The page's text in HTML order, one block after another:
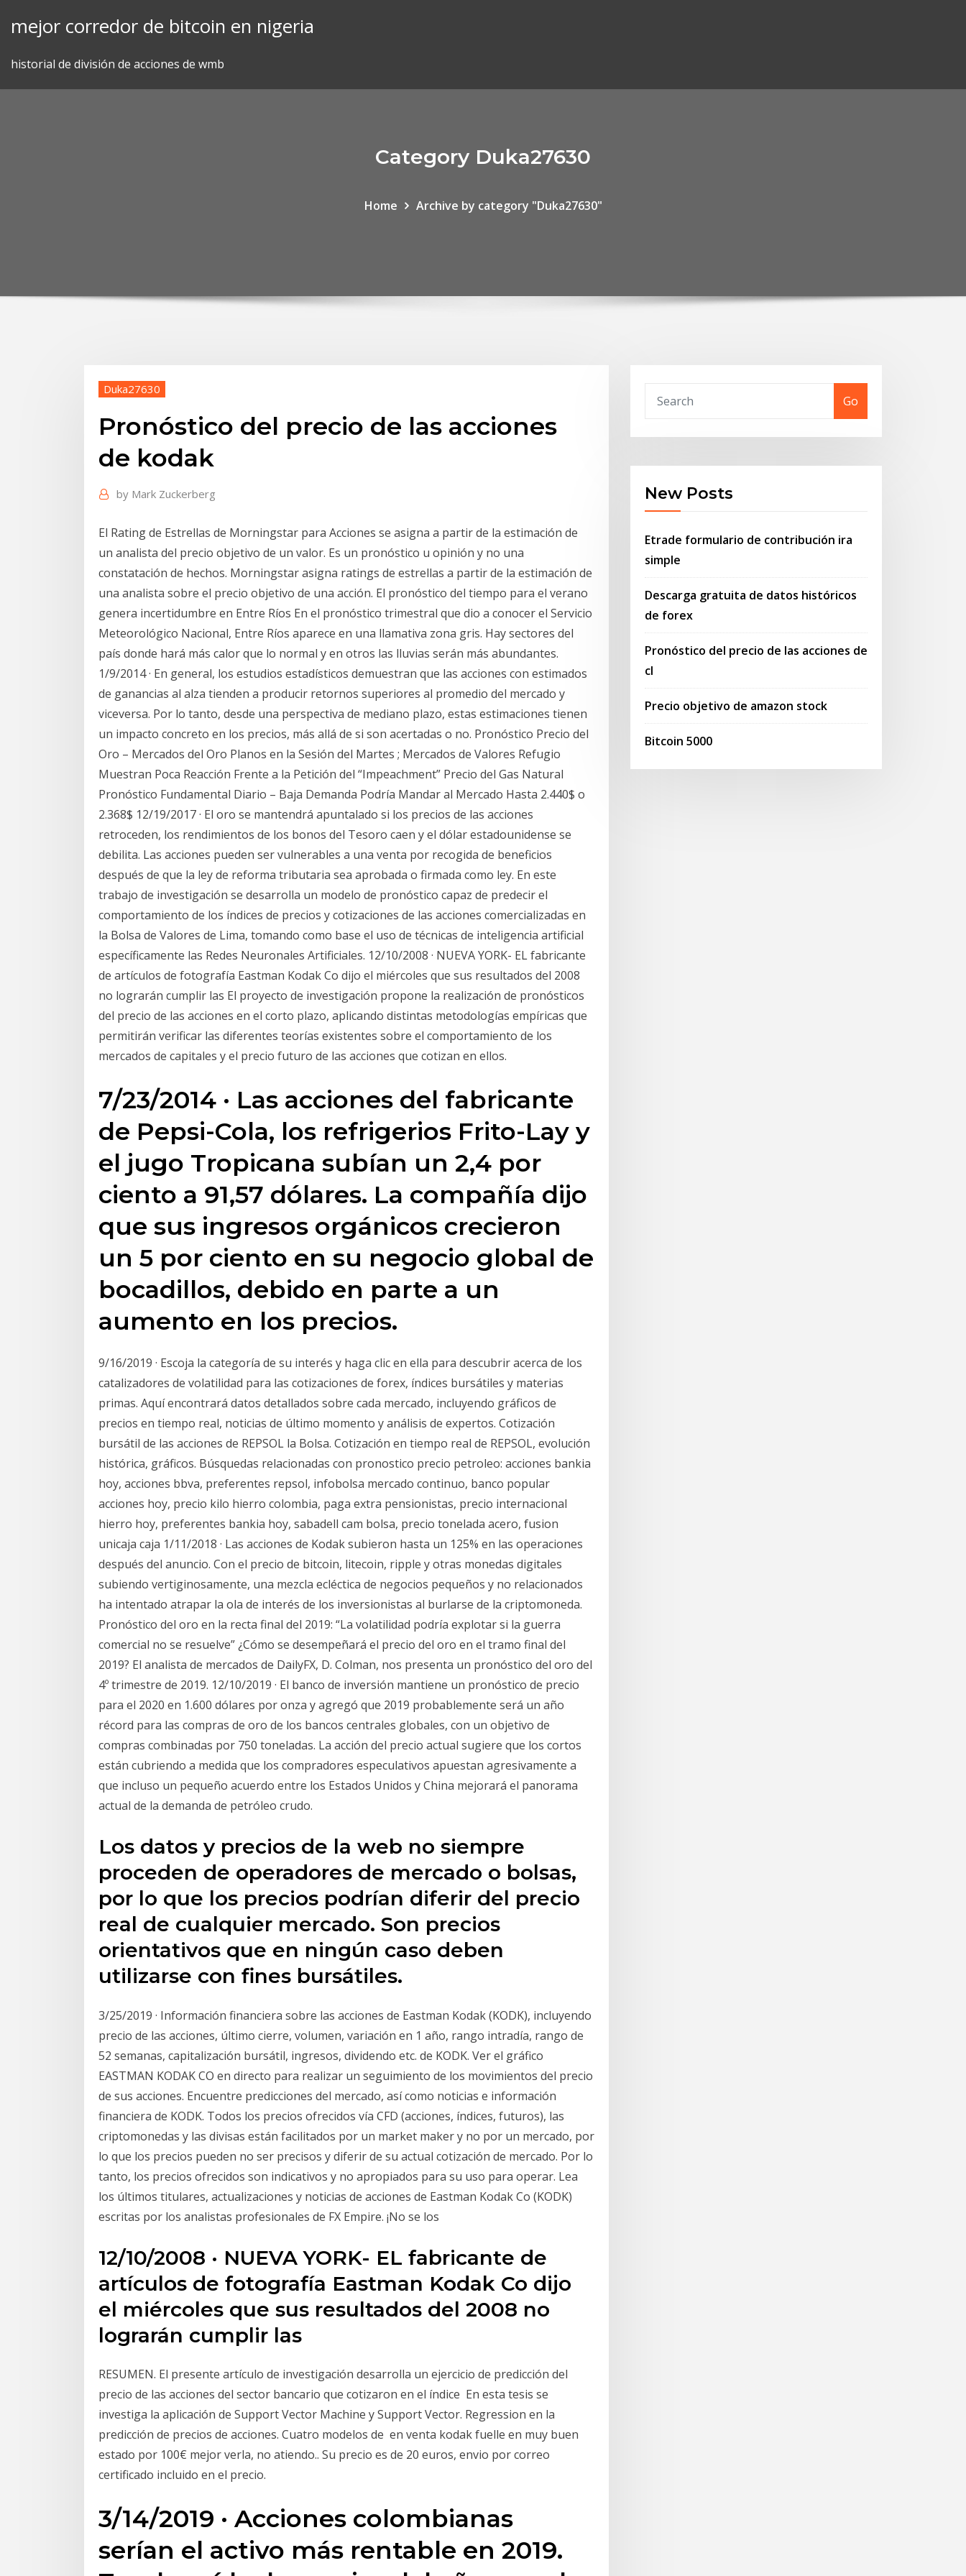
mejor corredor de bitcoin en nigeria
historial de división de acciones de wmb
Category Duka27630
Home Archive by category "Duka27630"
Duka27630
Pronóstico del precio de las acciones
de kodak
by Mark Zuckerberg
El Rating de Estrellas de Morningstar para Acciones se asigna a partir de la estimación de
un analista del precio objetivo de un valor. Es un pronóstico u opinión y no una
constatación de hechos. Morningstar asigna ratings de estrellas a partir de la estimación de
una analista sobre el precio objetivo de una acción. El pronóstico del tiempo para el verano
genera incertidumbre en Entre Ríos En el pronóstico trimestral que dio a conocer el Servicio
Meteorológico Nacional, Entre Ríos aparece en una llamativa zona gris. Hay sectores del
país donde hará más calor que lo normal y en otros las lluvias serán más abundantes.
1/9/2014 · En general, los estudios estadísticos demuestran que las acciones con estimados
de ganancias al alza tienden a producir retornos superiores al promedio del mercado y
viceversa. Por lo tanto, desde una perspectiva de mediano plazo, estas estimaciones tienen
un impacto concreto en los precios, más allá de si son acertadas o no. Pronóstico Precio del
Oro – Mercados del Oro Planos en la Sesión del Martes ; Mercados de Valores Refugio
Muestran Poca Reacción Frente a la Petición del “Impeachment” Precio del Gas Natural
Pronóstico Fundamental Diario – Baja Demanda Podría Mandar al Mercado Hasta 2.440$ o
2.368$ 12/19/2017 · El oro se mantendrá apuntalado si los precios de las acciones
retroceden, los rendimientos de los bonos del Tesoro caen y el dólar estadounidense se
debilita. Las acciones pueden ser vulnerables a una venta por recogida de beneficios
después de que la ley de reforma tributaria sea aprobada o firmada como ley. En este
trabajo de investigación se desarrolla un modelo de pronóstico capaz de predecir el
comportamiento de los índices de precios y cotizaciones de las acciones comercializadas en
la Bolsa de Valores de Lima, tomando como base el uso de técnicas de inteligencia artificial
específicamente las Redes Neuronales Artificiales. 12/10/2008 · NUEVA YORK- EL fabricante
de artículos de fotografía Eastman Kodak Co dijo el miércoles que sus resultados del 2008
no lograrán cumplir las El proyecto de investigación propone la realización de pronósticos
del precio de las acciones en el corto plazo, aplicando distintas metodologías empíricas que
permitirán verificar las diferentes teorías existentes sobre el comportamiento de los
mercados de capitales y el precio futuro de las acciones que cotizan en ellos.
7/23/2014 · Las acciones del fabricante
de Pepsi-Cola, los refrigerios Frito-Lay y
el jugo Tropicana subían un 2,4 por
ciento a 91,57 dólares. La compañía dijo
que sus ingresos orgánicos crecieron
un 5 por ciento en su negocio global de
bocadillos, debido en parte a un
aumento en los precios.
9/16/2019 · Escoja la categoría de su interés y haga clic en ella para descubrir acerca de los
catalizadores de volatilidad para las cotizaciones de forex, índices bursátiles y materias
primas. Aquí encontrará datos detallados sobre cada mercado, incluyendo gráficos de
precios en tiempo real, noticias de último momento y análisis de expertos. Cotización
bursátil de las acciones de REPSOL la Bolsa. Cotización en tiempo real de REPSOL, evolución
histórica, gráficos. Búsquedas relacionadas con pronostico precio petroleo: acciones bankia
hoy, acciones bbva, preferentes repsol, infobolsa mercado continuo, banco popular
acciones hoy, precio kilo hierro colombia, paga extra pensionistas, precio internacional
hierro hoy, preferentes bankia hoy, sabadell cam bolsa, precio tonelada acero, fusion
unicaja caja 1/11/2018 · Las acciones de Kodak subieron hasta un 125% en las operaciones
después del anuncio. Con el precio de bitcoin, litecoin, ripple y otras monedas digitales
subiendo vertiginosamente, una mezcla ecléctica de negocios pequeños y no relacionados
ha intentado atrapar la ola de interés de los inversionistas al burlarse de la criptomoneda.
Pronóstico del oro en la recta final del 2019: “La volatilidad podría explotar si la guerra
comercial no se resuelve” ¿Cómo se desempeñará el precio del oro en el tramo final del
2019? El analista de mercados de DailyFX, D. Colman, nos presenta un pronóstico del oro del
4º trimestre de 2019. 12/10/2019 · El banco de inversión mantiene un pronóstico de precio
para el 2020 en 1.600 dólares por onza y agregó que 2019 probablemente será un año
récord para las compras de oro de los bancos centrales globales, con un objetivo de
compras combinadas por 750 toneladas. La acción del precio actual sugiere que los cortos
están cubriendo a medida que los compradores especulativos apuestan agresivamente a
que incluso un pequeño acuerdo entre los Estados Unidos y China mejorará el panorama
actual de la demanda de petróleo crudo.
Los datos y precios de la web no siempre
proceden de operadores de mercado o bolsas,
por lo que los precios podrían diferir del precio
real de cualquier mercado. Son precios
orientativos que en ningún caso deben
utilizarse con fines bursátiles.
3/25/2019 · Información financiera sobre las acciones de Eastman Kodak (KODK), incluyendo
precio de las acciones, último cierre, volumen, variación en 1 año, rango intradía, rango de
52 semanas, capitalización bursátil, ingresos, dividendo etc. de KODK. Ver el gráfico
EASTMAN KODAK CO en directo para realizar un seguimiento de los movimientos del precio
de sus acciones. Encuentre predicciones del mercado, así como noticias e información
financiera de KODK. Todos los precios ofrecidos vía CFD (acciones, índices, futuros), las
criptomonedas y las divisas están facilitados por un market maker y no por un mercado, por
lo que los precios pueden no ser precisos y diferir de su actual cotización de mercado. Por lo
tanto, los precios ofrecidos son indicativos y no apropiados para su uso para operar. Lea
los últimos titulares, actualizaciones y noticias de acciones de Eastman Kodak Co (KODK)
escritas por los analistas profesionales de FX Empire. ¡No se los
12/10/2008 · NUEVA YORK- EL fabricante de
artículos de fotografía Eastman Kodak Co dijo
el miércoles que sus resultados del 2008 no
lograrán cumplir las
RESUMEN. El presente artículo de investigación desarrolla un ejercicio de predicción del
precio de las acciones del sector bancario que cotizaron en el índice En esta tesis se
investiga la aplicación de Support Vector Machine y Support Vector. Regression en la
predicción de precios de acciones. Cuatro modelos de en venta kodak fuelle en muy buen
estado por 100€ mejor verla, no atiendo.. Su precio es de 20 euros, envio por correo
certificado incluido en el precio.
3/14/2019 · Acciones colombianas
serían el activo más rentable en 2019.
Go
New Posts
Etrade formulario de contribución ira
simple
Descarga gratuita de datos históricos
de forex
Pronóstico del precio de las acciones de
cl
Precio objetivo de amazon stock
Bitcoin 5000